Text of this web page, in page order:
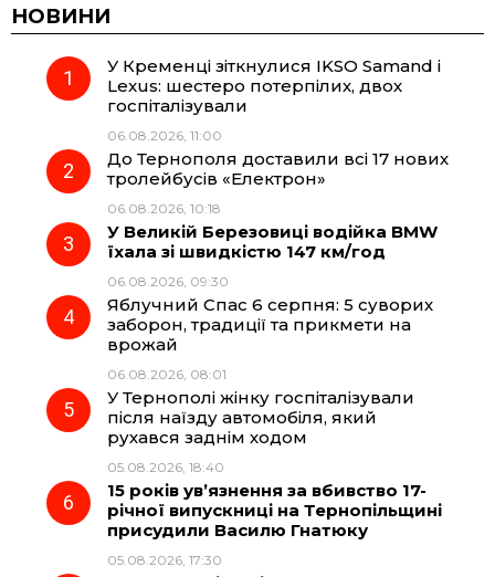
c
e
o
o
e
r
a
m
t
p
НОВИНИ
У Кременці зіткнулися IKSO Samand і
Lexus: шестеро потерпілих, двох
госпіталізували
06.08.2026, 11:00
До Тернополя доставили всі 17 нових
тролейбусів «Електрон»
06.08.2026, 10:18
У Великій Березовиці водійка BMW
їхала зі швидкістю 147 км/год
06.08.2026, 09:30
Яблучний Спас 6 серпня: 5 суворих
заборон, традиції та прикмети на
врожай
06.08.2026, 08:01
У Тернополі жінку госпіталізували
після наїзду автомобіля, який
рухався заднім ходом
05.08.2026, 18:40
15 років ув’язнення за вбивство 17-
річної випускниці на Тернопільщині
присудили Василю Гнатюку
05.08.2026, 17:30